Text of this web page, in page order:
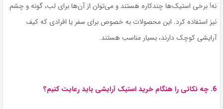
نه! برخی استیک‌ها چندکاره هستند و می‌توان از آن‌ها برای لب، گونه و چشم
نیز استفاده کرد. این محصولات به خصوص برای سفر یا افرادی که کیف
آرایشی کوچک دارند، بسیار مناسب هستند.
6. چه نکاتی را هنگام خرید استیک آرایشی باید رعایت کنیم؟